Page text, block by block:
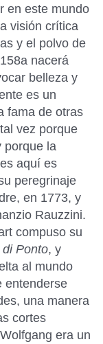
en este mundo
visión crítica
y el polvo de
nacerá
belleza y
es un
fama de otras
vez porque
porque la
aquí es
peregrinaje
en 1773, y
Rauzzini.
compuso su
di Ponto, y
al mundo
entenderse
una manera
cortes
era un